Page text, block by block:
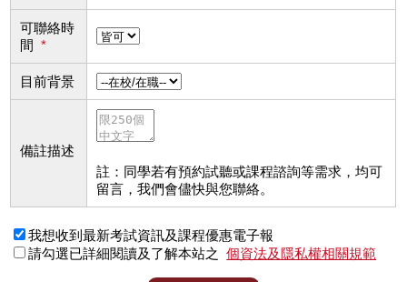
可聯絡時
間 *
目前背景
備註描述
註：同學若有預約試聽或課程諮詢等需求，均可
留言，我們會儘快與您聯絡。
我想收到最新考試資訊及課程優惠電子報
請勾選已詳細閱讀及了解本站之
個資法及隱私權相關規範